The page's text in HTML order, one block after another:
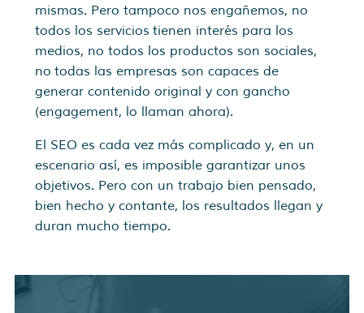
mismas. Pero tampoco nos engañemos, no
todos los servicios tienen interés para los
medios, no todos los productos son sociales,
no todas las empresas son capaces de
generar contenido original y con gancho
(engagement, lo llaman ahora).
El SEO es cada vez más complicado y, en un
escenario así, es imposible garantizar unos
objetivos. Pero con un trabajo bien pensado,
bien hecho y contante, los resultados llegan y
duran mucho tiempo.